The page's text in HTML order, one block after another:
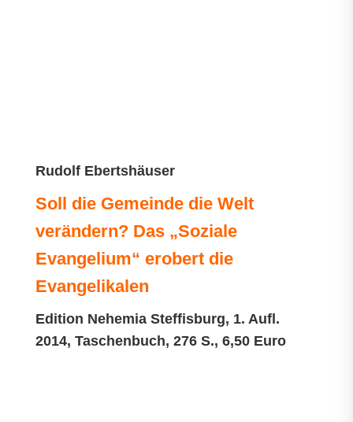
Rudolf Ebertshäuser
Soll die Gemeinde die Welt
verändern? Das „Soziale
Evangelium“ erobert die
Evangelikalen
Edition Nehemia Steffisburg, 1. Aufl.
2014, Taschenbuch, 276 S., 6,50 Euro